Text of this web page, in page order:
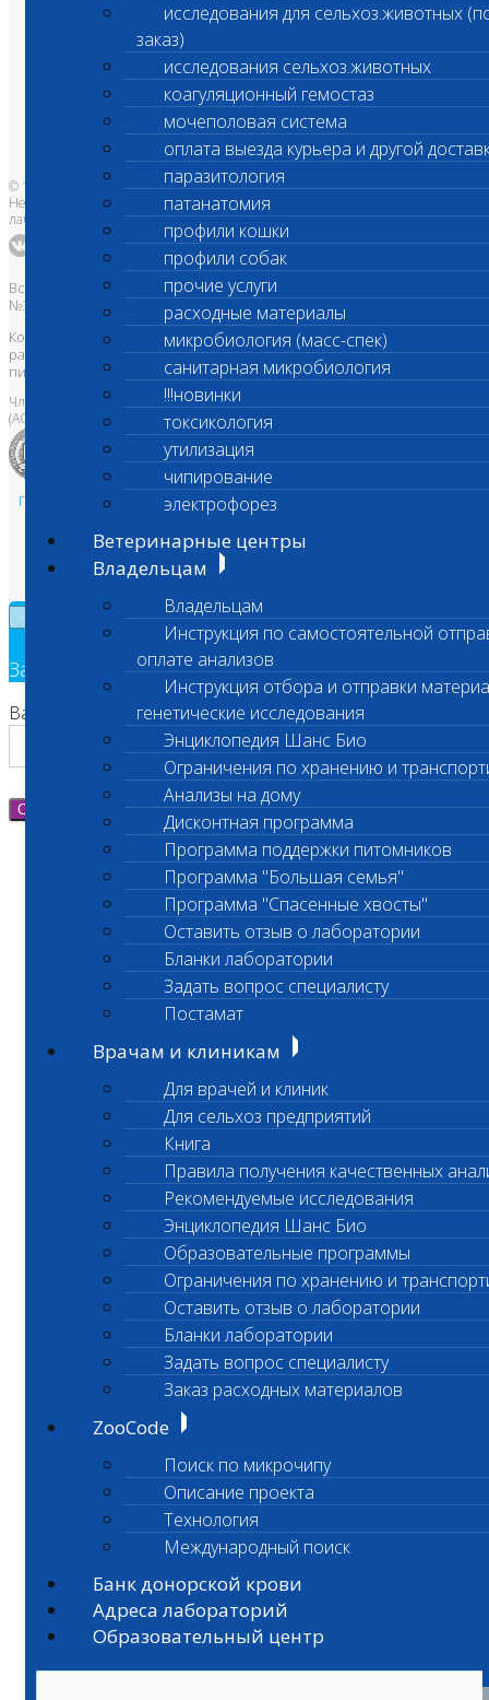
исследования для сельхоз.животных
заказ)
исследования сельхоз.животных
коагуляционный гемостаз
мочеполовая система
оплата выезда курьера и другой
паразитология
патанатомия
профили кошки
профили собак
прочие услуги
расходные материалы
микробиология (масс-спек)
санитарная микробиология
!!!новинки
токсикология
утилизация
чипирование
электрофорез
Ветеринарные центры
Владельцам
Владельцам
Инструкция по самостоятельной
оплате анализов
Инструкция отбора и отправки
генетические исследования
Энциклопедия Шанс Био
Ограничения по хранению и
Анализы на дому
Дисконтная программа
Программа поддержки питомников
Программа "Большая семья"
Программа "Спасенные хвосты"
Оставить отзыв о лаборатории
Бланки лаборатории
Задать вопрос специалисту
Постамат
Врачам и клиникам
Для врачей и клиник
Для сельхоз предприятий
Книга
Правила получения качественных
Рекомендуемые исследования
Энциклопедия Шанс Био
Образовательные программы
Ограничения по хранению и
Оставить отзыв о лаборатории
Бланки лаборатории
Задать вопрос специалисту
Заказ расходных материалов
ZooCode
Поиск по микрочипу
Описание проекта
Технология
Международный поиск
Банк донорской крови
Адреса лабораторий
Образовательный центр
О лаборатории
Анализы и цены
Ветеринарные центры
Владельцам
Врачам и клиникам
Бланки лаборатории
Банк донорской крови
Адреса лабораторий
© 1996-2026
Независимая ветеринарная
лаборатория Шанс Био
Все права защищены и охраняются законом. Товарный знак
№395740 от 2008 г. ООО "ШАНС БИО"
Копирование, тиражирование, а также использование материалов,
размещенных на сайтеwww.vetlab.ruвозможно только с
письменного разрешения Правообладателя
Член Национальной ветеринарной палаты
(АСРО НВП)
Политика в области персональных данных и конфиденциальности
Техническая поддержка
Заявка на обратный звонок
Ваш номер телефона
Отправить